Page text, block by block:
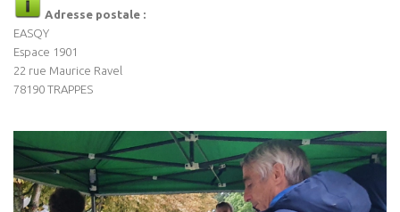
Adresse postale :
EASQY
Espace 1901
22 rue Maurice Ravel
78190 TRAPPES